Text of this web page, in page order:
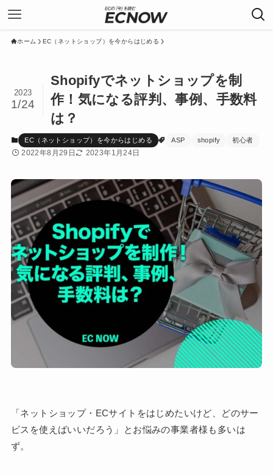
ホーム EC（ネットショップ）を今からはじめる
Shopifyでネットショップを制
作！気になる評判、事例、手数料
は？
2023
1/24
EC（ネットショップ）を今からはじめる ASP shopify 初心者
2022年8月29日 2023年1月24日
「ネットショップ・ECサイトをはじめたいけど、どのサー
ビスを使えばいいだろう」とお悩みの事業者様も多いは
ず。